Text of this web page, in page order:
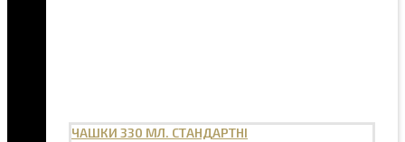
ЧАШКИ 330 МЛ. СТАНДАРТНІ